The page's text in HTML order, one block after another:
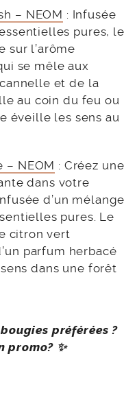
– NEOM : Infusée
pures, le
sur l’arôme
se mêle aux
et de la
au coin du feu ou
éveille les sens au
– NEOM : Créez une
dans votre
d’un mélange
pures. Le
citron vert
parfum herbacé
dans une forêt
préférées ?
promo? ✨